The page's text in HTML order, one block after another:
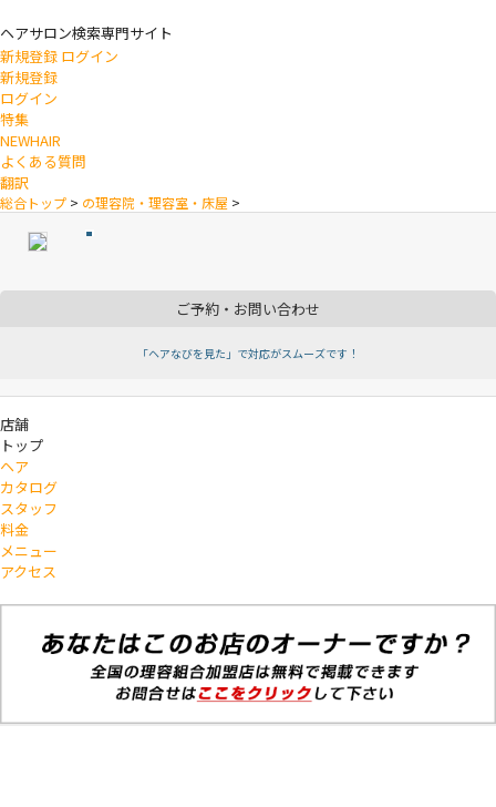
ヘアサロン検索専門サイト
新規登録 ログイン
新規登録
ログイン
特集
NEWHAIR
よくある質問
翻訳
総合トップ > の理容院・理容室・床屋 >
ご予約・お問い合わせ
「ヘアなびを見た」で対応がスムーズです！
店舗
トップ
ヘア
カタログ
スタッフ
料金
メニュー
アクセス